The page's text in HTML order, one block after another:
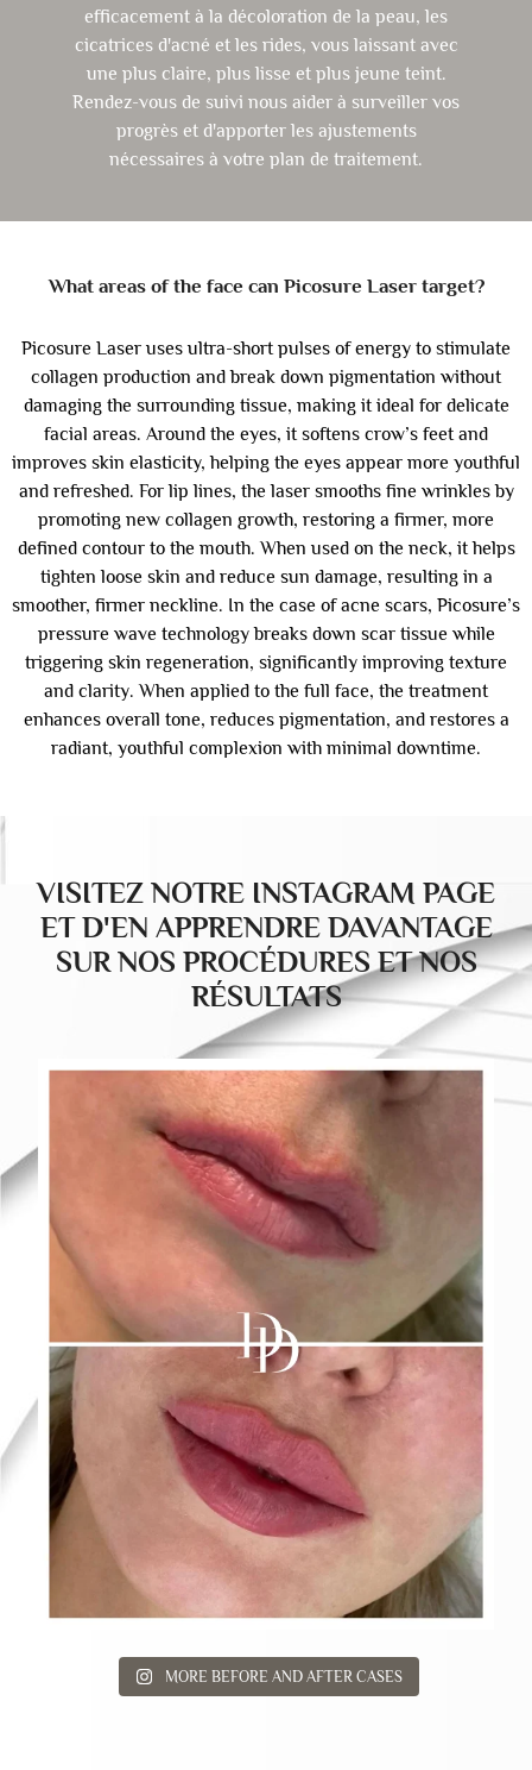
efficacement à la décoloration de la peau, les
cicatrices d'acné et les rides, vous laissant avec
une plus claire, plus lisse et plus jeune teint.
Rendez-vous de suivi nous aider à surveiller vos
progrès et d'apporter les ajustements
nécessaires à votre plan de traitement.
What areas of the face can Picosure Laser target?
Picosure Laser uses ultra-short pulses of energy to stimulate
collagen production and break down pigmentation without
damaging the surrounding tissue, making it ideal for delicate
facial areas. Around the eyes, it softens crow’s feet and
improves skin elasticity, helping the eyes appear more youthful
and refreshed. For lip lines, the laser smooths fine wrinkles by
promoting new collagen growth, restoring a firmer, more
defined contour to the mouth. When used on the neck, it helps
tighten loose skin and reduce sun damage, resulting in a
smoother, firmer neckline. In the case of acne scars, Picosure’s
pressure wave technology breaks down scar tissue while
triggering skin regeneration, significantly improving texture
and clarity. When applied to the full face, the treatment
enhances overall tone, reduces pigmentation, and restores a
radiant, youthful complexion with minimal downtime.
VISITEZ NOTRE INSTAGRAM PAGE
ET D'EN APPRENDRE DAVANTAGE
SUR NOS PROCÉDURES ET NOS
RÉSULTATS
drducu.clinics
Juil 30
MORE BEFORE AND AFTER CASES